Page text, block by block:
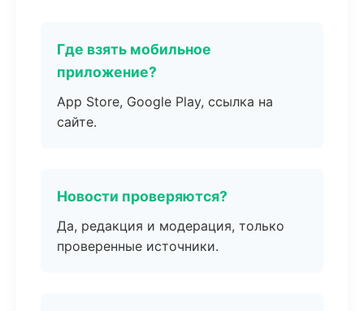
Где взять мобильное
приложение?
App Store, Google Play, ссылка на
сайте.
Новости проверяются?
Да, редакция и модерация, только
проверенные источники.